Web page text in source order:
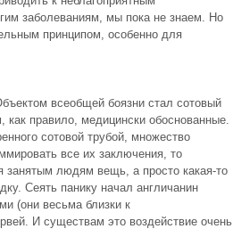
заболеваниям, мы пока не знаем. Но
принципом, особенно для
всеобщей боязни стал сотовый
правило, медицински обоснованные.
сотовой трубой, множество
все их заключения, то
занятым людям вещь, а просто какая-то
Сеять панику начал англичанин
(они весьма близки к
И существам это воздействие очень